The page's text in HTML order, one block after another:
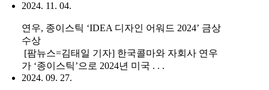
2024. 11. 04.
연우, 종이스틱 ‘IDEA 디자인 어워드 2024’ 금상
수상
[팜뉴스=김태일 기자] 한국콜마와 자회사 연우
가 ‘종이스틱’으로 2024년 미국 . . .
2024. 09. 27.